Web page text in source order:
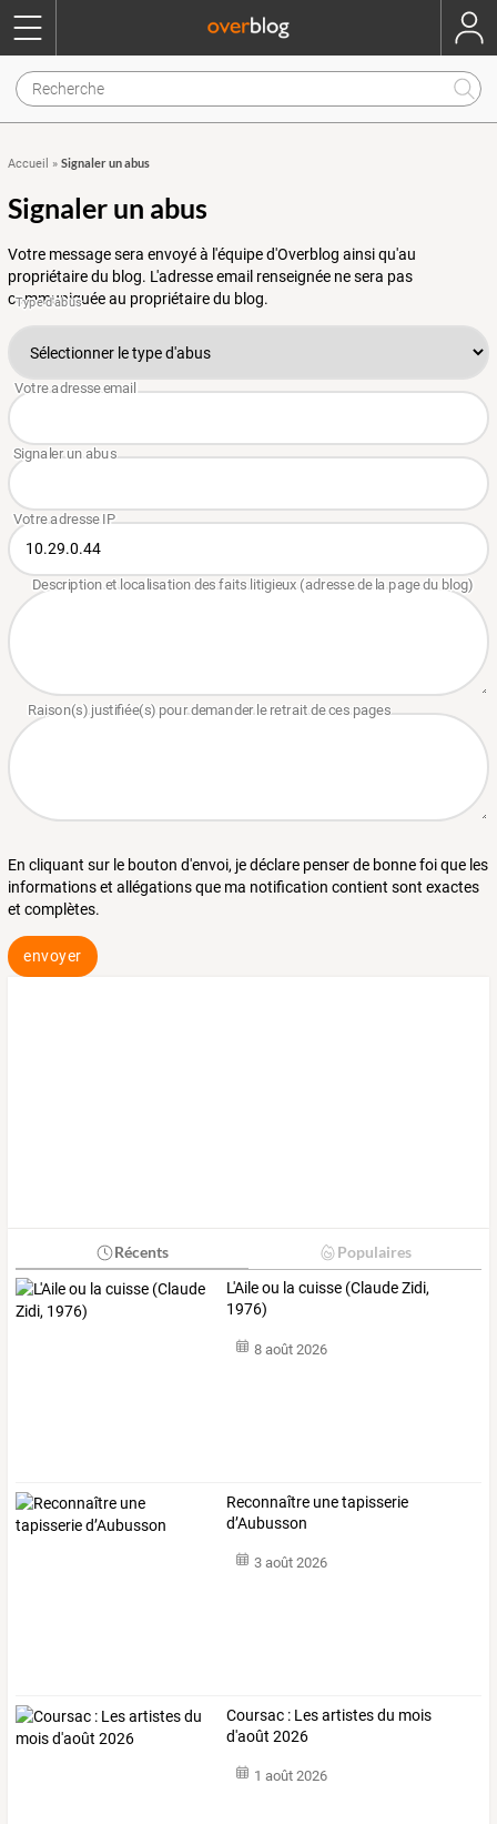
Accueil » Signaler un abus
Signaler un abus
Votre message sera envoyé à l'équipe d'Overblog ainsi qu'au
propriétaire du blog. L'adresse email renseignée ne sera pas
communiquée au propriétaire du blog.
En cliquant sur le bouton d'envoi, je déclare penser de bonne foi que les
informations et allégations que ma notification contient sont exactes
et complètes.
envoyer
Récents Populaires
L'Aile ou la cuisse (Claude Zidi,
1976)
8 août 2026
Reconnaître une tapisserie
d’Aubusson
3 août 2026
Coursac : Les artistes du mois
d'août 2026
1 août 2026